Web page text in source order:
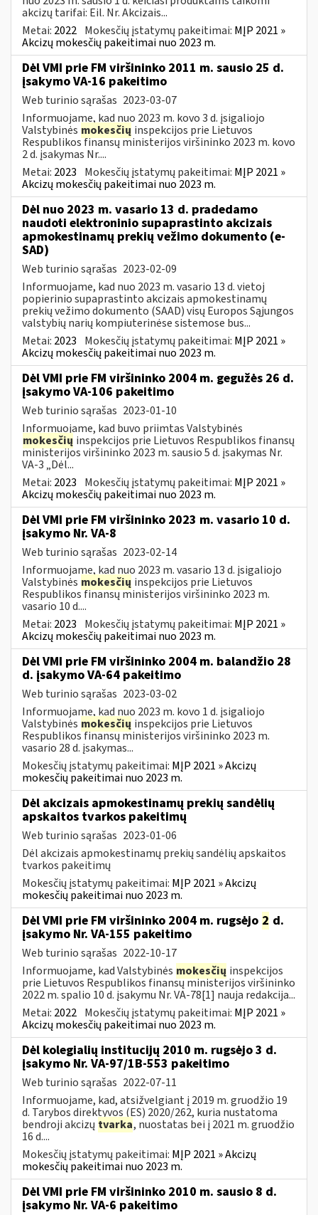
akcizų tarifai: Eil. Nr. Akcizais...
Metai: 2022 Mokesčių įstatymų pakeitimai: MĮP 2021 »
Akcizų mokesčių pakeitimai nuo 2023 m.
Dėl VMI prie FM viršininko 2011 m. sausio 25 d.
įsakymo VA-16 pakeitimo
Web turinio sąrašas 2023-03-07
Informuojame, kad nuo 2023 m. kovo 3 d. įsigaliojo
Valstybinės mokesčių inspekcijos prie Lietuvos
Respublikos finansų ministerijos viršininko 2023 m. kovo
2 d. įsakymas Nr....
Metai: 2023 Mokesčių įstatymų pakeitimai: MĮP 2021 »
Akcizų mokesčių pakeitimai nuo 2023 m.
Dėl nuo 2023 m. vasario 13 d. pradedamo
naudoti elektroninio supaprastinto akcizais
apmokestinamų prekių vežimo dokumento (e-
SAD)
Web turinio sąrašas 2023-02-09
Informuojame, kad nuo 2023 m. vasario 13 d. vietoj
popierinio supaprastinto akcizais apmokestinamų
prekių vežimo dokumento (SAAD) visų Europos Sąjungos
valstybių narių kompiuterinėse sistemose bus...
Metai: 2023 Mokesčių įstatymų pakeitimai: MĮP 2021 »
Akcizų mokesčių pakeitimai nuo 2023 m.
Dėl VMI prie FM viršininko 2004 m. gegužės 26 d.
įsakymo VA-106 pakeitimo
Web turinio sąrašas 2023-01-10
Informuojame, kad buvo priimtas Valstybinės
mokesčių inspekcijos prie Lietuvos Respublikos finansų
ministerijos viršininko 2023 m. sausio 5 d. įsakymas Nr.
VA-3 „Dėl...
Metai: 2023 Mokesčių įstatymų pakeitimai: MĮP 2021 »
Akcizų mokesčių pakeitimai nuo 2023 m.
Dėl VMI prie FM viršininko 2023 m. vasario 10 d.
įsakymo Nr. VA-8
Web turinio sąrašas 2023-02-14
Informuojame, kad nuo 2023 m. vasario 13 d. įsigaliojo
Valstybinės mokesčių inspekcijos prie Lietuvos
Respublikos finansų ministerijos viršininko 2023 m.
vasario 10 d....
Metai: 2023 Mokesčių įstatymų pakeitimai: MĮP 2021 »
Akcizų mokesčių pakeitimai nuo 2023 m.
Dėl VMI prie FM viršininko 2004 m. balandžio 28
d. įsakymo VA-64 pakeitimo
Web turinio sąrašas 2023-03-02
Informuojame, kad nuo 2023 m. kovo 1 d. įsigaliojo
Valstybinės mokesčių inspekcijos prie Lietuvos
Respublikos finansų ministerijos viršininko 2023 m.
vasario 28 d. įsakymas...
Mokesčių įstatymų pakeitimai: MĮP 2021 » Akcizų
mokesčių pakeitimai nuo 2023 m.
Dėl akcizais apmokestinamų prekių sandėlių
apskaitos tvarkos pakeitimų
Web turinio sąrašas 2023-01-06
Dėl akcizais apmokestinamų prekių sandėlių apskaitos
tvarkos pakeitimų
Mokesčių įstatymų pakeitimai: MĮP 2021 » Akcizų
mokesčių pakeitimai nuo 2023 m.
Dėl VMI prie FM viršininko 2004 m. rugsėjo 2 d.
įsakymo Nr. VA-155 pakeitimo
Web turinio sąrašas 2022-10-17
Informuojame, kad Valstybinės mokesčių inspekcijos
prie Lietuvos Respublikos finansų ministerijos viršininko
2022 m. spalio 10 d. įsakymu Nr. VA-78[1] nauja redakcija...
Metai: 2022 Mokesčių įstatymų pakeitimai: MĮP 2021 »
Akcizų mokesčių pakeitimai nuo 2023 m.
Dėl kolegialių institucijų 2010 m. rugsėjo 3 d.
įsakymo Nr. VA-97/1B-553 pakeitimo
Web turinio sąrašas 2022-07-11
Informuojame, kad, atsižvelgiant į 2019 m. gruodžio 19
d. Tarybos direktyvos (ES) 2020/262, kuria nustatoma
bendroji akcizų tvarka, nuostatas bei į 2021 m. gruodžio
16 d....
Mokesčių įstatymų pakeitimai: MĮP 2021 » Akcizų
mokesčių pakeitimai nuo 2023 m.
Dėl VMI prie FM viršininko 2010 m. sausio 8 d.
įsakymo Nr. VA-6 pakeitimo